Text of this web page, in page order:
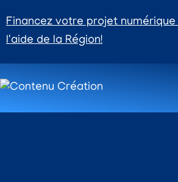
au
contenu
Financez votre projet
l'aide de la Région!